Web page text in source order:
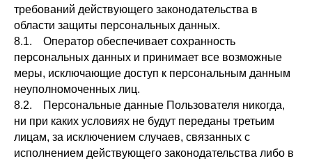
требований действующего законодательства в
области защиты персональных данных.
8.1. Оператор обеспечивает сохранность
персональных данных и принимает все возможные
меры, исключающие доступ к персональным данным
неуполномоченных лиц.
8.2. Персональные данные Пользователя никогда,
ни при каких условиях не будут переданы третьим
лицам, за исключением случаев, связанных с
исполнением действующего законодательства либо в